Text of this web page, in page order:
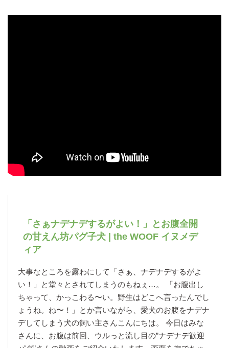
「さぁナデナデするがよい！」とお腹全開
の甘えん坊パグ子犬 | the WOOF イヌメデ
ィア
大事なところを露わにして「さぁ、ナデナデするがよ
い！」と堂々とされてしまうのもねぇ…。 「お腹出し
ちゃって、かっこわる〜い。野生はどこへ言ったんでし
ょうね。ね〜！」とか言いながら、愛犬のお腹をナデナ
デしてしまう犬の飼い主さんこんにちは。 今日はみな
さんに、お腹は前回、ウルっと流し目の”ナデナデ歓迎